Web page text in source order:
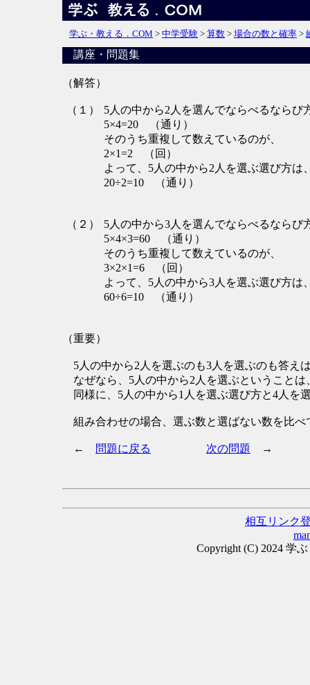
学ぶ・教える．COM > 中学受験 > 算数 > 場合の数と確率 >
講座・問題集
（解答）
（１）
5人の中から2人を選んでならべるならび
5×4=20 （通り）
そのうち重複して数えているのが、
2×1=2 （回）
よって、5人の中から2人を選ぶ選び方は
20÷2=10 （通り）
（２）
5人の中から3人を選んでならべるならび
5×4×3=60 （通り）
そのうち重複して数えているのが、
3×2×1=6 （回）
よって、5人の中から3人を選ぶ選び方は
60÷6=10 （通り）
（重要）
5人の中から2人を選ぶのも3人を選ぶのも答え
なぜなら、5人の中から2人を選ぶということ
同様に、5人の中から1人を選ぶ選び方と4人を
組み合わせの場合、選ぶ数と選ばない数を比
← 問題に戻る 次の問題 →
相互リンク
Copyright (C) 2024 学